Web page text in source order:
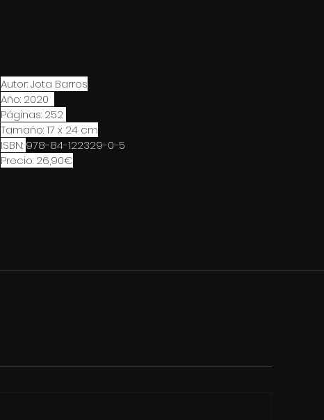
Autor: Jota Barros
Año: 2020
Páginas: 252
Tamaño: 17 x 24 cm
ISBN: 978-84-122329-0-5
Precio: 26,90€